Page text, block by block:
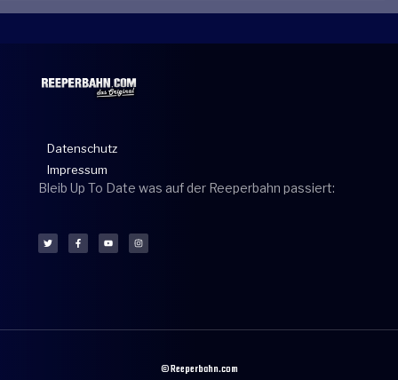
Datenschutz
Impressum
Bleib Up To Date was auf der Reeperbahn passiert:
© Reeperbahn.com